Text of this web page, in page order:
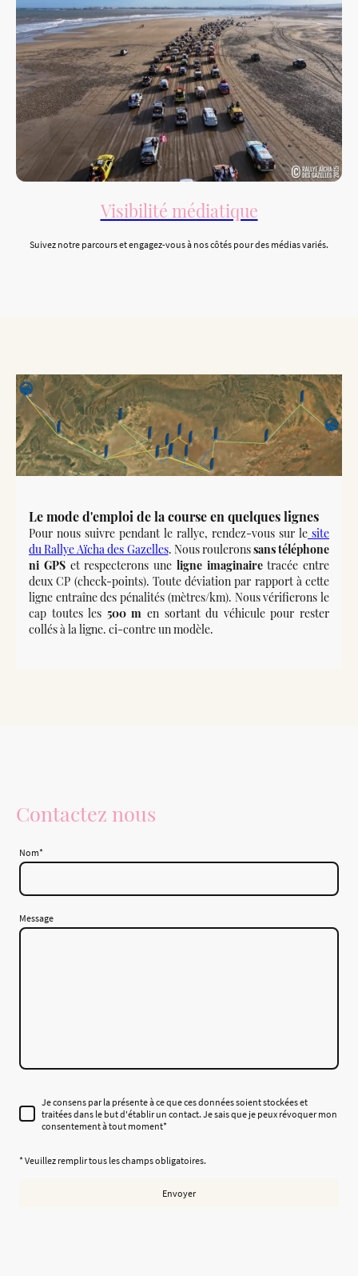
Visibilité médiatique
Suivez notre parcours et engagez-vous à nos côtés pour des médias variés.
Le mode d'emploi de la course en quelques lignes
Pour nous suivre pendant le rallye, rendez-vous sur le site
du Rallye Aïcha des Gazelles. Nous rouleronssans téléphone
ni GPSet respecterons une ligne imaginairetracée entre
deux CP (check-points). Toute déviation par rapport à cette
ligne entraîne des pénalités (mètres/km). Nous vérifierons le
cap toutes les 500 m en sortant du véhicule pour rester
collés à la ligne. ci-contre un modèle.
Contactez nous
Nom*
Message
Je consens par la présente à ce que ces données soient stockées et
traitées dans le but d'établir un contact. Je sais que je peux révoquer mon
consentement à tout moment*
* Veuillez remplir tous les champs obligatoires.
Envoyer